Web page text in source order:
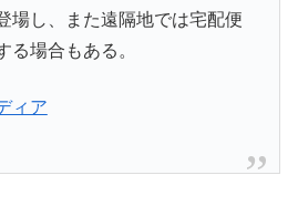
場し、また遠隔地では宅配便
る場合もある。
ィア